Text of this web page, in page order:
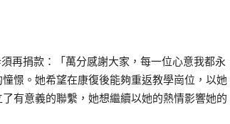
再捐款：「萬分感謝大家，每一位心意我都永
憬。她希望在康復後能夠重返教學崗位，以她
有意義的聯繫，她想繼續以她的熱情影響她的